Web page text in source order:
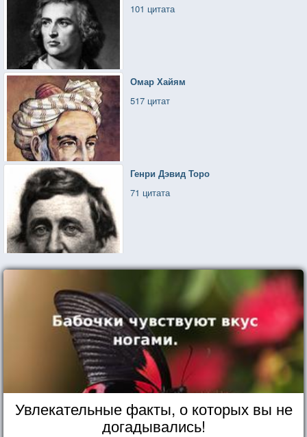
101 цитата
Омар Хайям
517 цитат
Генри Дэвид Торо
71 цитата
Увлекательные факты, о которых вы не
догадывались!